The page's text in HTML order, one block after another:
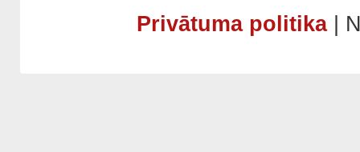
Privātuma politika|